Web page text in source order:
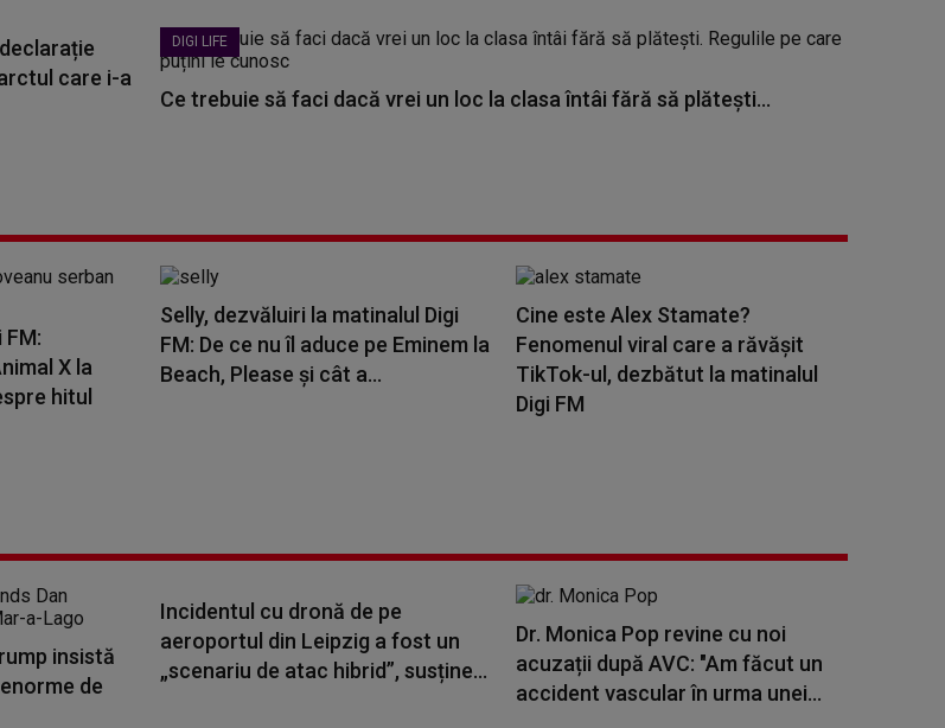
care i-a
DIGI LIFE
Ce trebuie să faci dacă vrei un loc la clasa întâi fără să plătești...
FM:
X la
hitul
Selly, dezvăluiri la matinalul Digi
FM: De ce nu îl aduce pe Eminem la
Beach, Please și cât a...
Cine este Alex Stamate?
Fenomenul viral care a răvășit
TikTok-ul, dezbătut la matinalul
Digi FM
insistă
de
Incidentul cu dronă de pe
aeroportul din Leipzig a fost un
„scenariu de atac hibrid”, susține...
Dr. Monica Pop revine cu noi
acuzații după AVC: "Am făcut un
accident vascular în urma unei...